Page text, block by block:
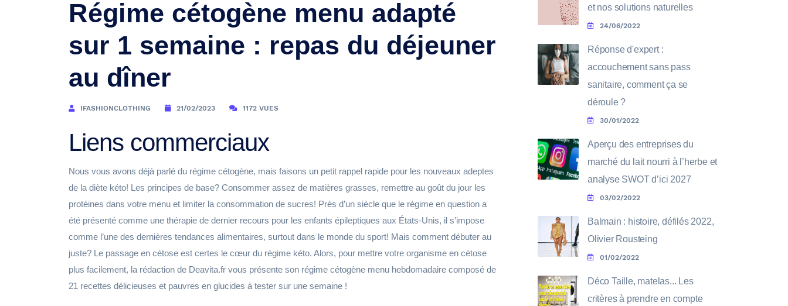
Régime cétogène menu adapté
sur 1 semaine : repas du déjeuner
au dîner
IFASHIONCLOTHING 21/02/2023 1172 VUES
Liens commerciaux
Nous vous avons déjà parlé du régime cétogène, mais faisons un petit rappel rapide pour les nouveaux adeptes
de la diète kéto! Les principes de base? Consommer assez de matières grasses, remettre au goût du jour les
protéines dans votre menu et limiter la consommation de sucres! Près d’un siècle que le régime en question a
été présenté comme une thérapie de dernier recours pour les enfants épileptiques aux États-Unis, il s’impose
comme l’une des dernières tendances alimentaires, surtout dans le monde du sport! Mais comment débuter au
juste? Le passage en cétose est certes le cœur du régime kéto. Alors, pour mettre votre organisme en cétose
plus facilement, la rédaction de Deavita.fr vous présente son régime cétogène menu hebdomadaire composé de
21 recettes délicieuses et pauvres en glucides à tester sur une semaine !
et nos solutions naturelles
24/06/2022
Réponse d'expert :
accouchement sans pass
sanitaire, comment ça se
déroule ?
30/01/2022
Aperçu des entreprises du
marché du lait nourri à l’herbe et
analyse SWOT d’ici 2027
03/02/2022
Balmain : histoire, défilés 2022,
Olivier Rousteing
01/02/2022
Déco Taille, matelas... Les
critères à prendre en compte